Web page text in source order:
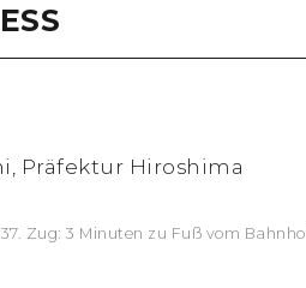
Präfektur Hiroshima
Zug: 3 Minuten zu Fuß vom